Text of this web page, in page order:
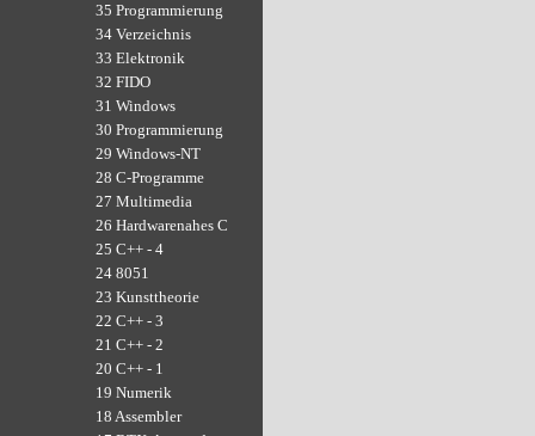
35 Programmierung
34 Verzeichnis
33 Elektronik
32 FIDO
31 Windows
30 Programmierung
29 Windows-NT
28 C-Programme
27 Multimedia
26 Hardwarenahes C
25 C++ - 4
24 8051
23 Kunsttheorie
22 C++ - 3
21 C++ - 2
20 C++ - 1
19 Numerik
18 Assembler